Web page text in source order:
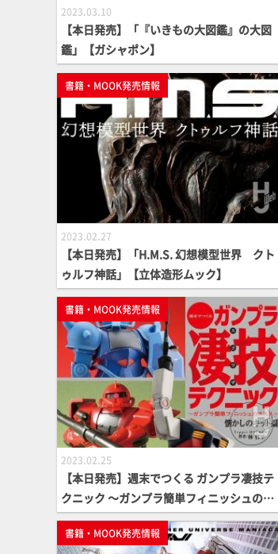
2023.03.10
【本日発売】「『いきもの大図鑑』の大図
鑑」【ガシャポン】
書籍・MOOK発売情報
2023.02.27
【本日発売】「H.M.S. 幻想模型世界 クト
ゥルフ神話」【立体造形ムック】
書籍・MOOK発売情報
2023.02.25
【本日発売】週末でつくる ガンプラ凄技テ
クニック ～ガンプラ簡単フィニッシュのス
スメ～ 懐かしのキット編【ガンプラ How T
o MOOK】
書籍・MOOK発売情報